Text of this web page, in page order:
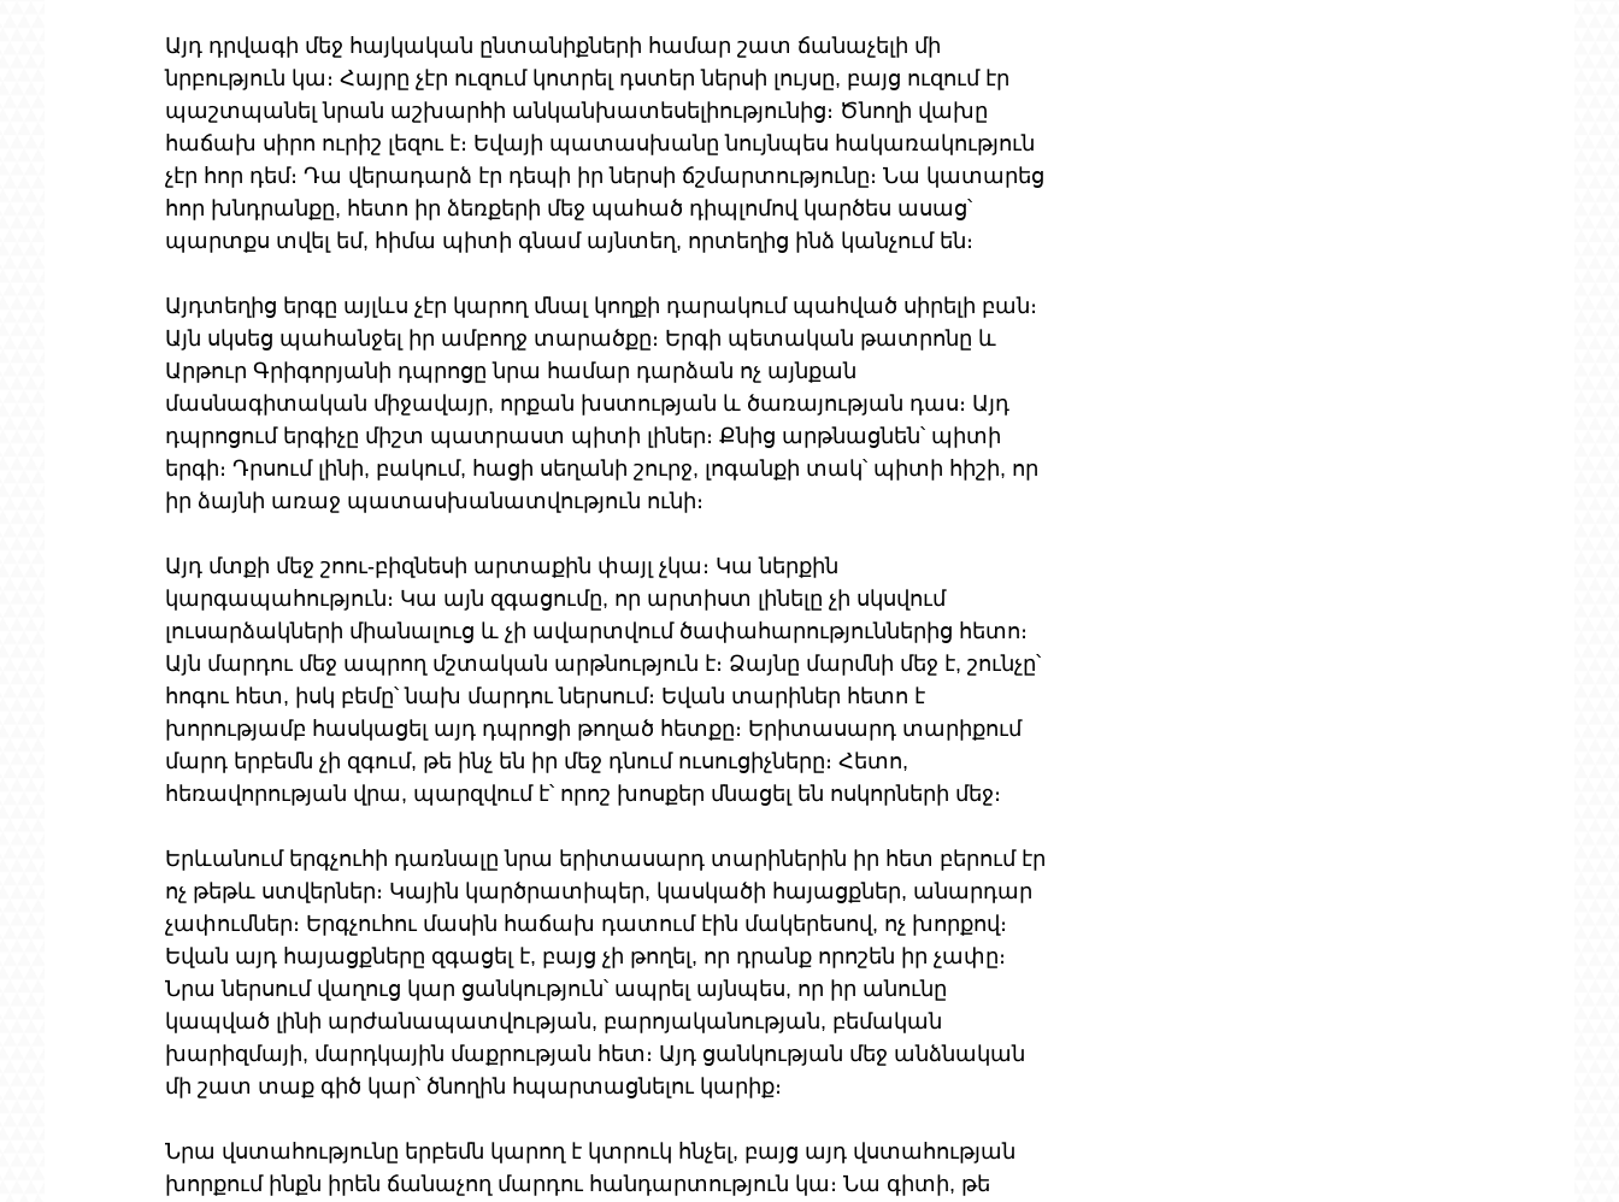
Այդ դրվագի մեջ հայկական ընտանիքների համար շատ ճանաչելի մի
նրբություն կա։ Հայրը չէր ուզում կոտրել դստեր ներսի լույսը, բայց ուզում էր
պաշտպանել նրան աշխարհի անկանխատեսելիությունից։ Ծնողի վախը
հաճախ սիրո ուրիշ լեզու է։ Եվայի պատասխանը նույնպես հակառակություն
չէր հոր դեմ։ Դա վերադարձ էր դեպի իր ներսի ճշմարտությունը։ Նա կատարեց
հոր խնդրանքը, հետո իր ձեռքերի մեջ պահած դիպլոմով կարծես ասաց՝
պարտքս տվել եմ, հիմա պիտի գնամ այնտեղ, որտեղից ինձ կանչում են։
Այդտեղից երգը այլևս չէր կարող մնալ կողքի դարակում պահված սիրելի բան։
Այն սկսեց պահանջել իր ամբողջ տարածքը։ Երգի պետական թատրոնը և
Արթուր Գրիգորյանի դպրոցը նրա համար դարձան ոչ այնքան
մասնագիտական միջավայր, որքան խստության և ծառայության դաս։ Այդ
դպրոցում երգիչը միշտ պատրաստ պիտի լիներ։ Քնից արթնացնեն՝ պիտի
երգի։ Դրսում լինի, բակում, հացի սեղանի շուրջ, լոգանքի տակ՝ պիտի հիշի, որ
իր ձայնի առաջ պատասխանատվություն ունի։
Այդ մտքի մեջ շոու-բիզնեսի արտաքին փայլ չկա։ Կա ներքին
կարգապահություն։ Կա այն զգացումը, որ արտիստ լինելը չի սկսվում
լուսարձակների միանալուց և չի ավարտվում ծափահարություններից հետո։
Այն մարդու մեջ ապրող մշտական արթնություն է։ Ձայնը մարմնի մեջ է, շունչը՝
հոգու հետ, իսկ բեմը՝ նախ մարդու ներսում։ Եվան տարիներ հետո է
խորությամբ հասկացել այդ դպրոցի թողած հետքը։ Երիտասարդ տարիքում
մարդ երբեմն չի զգում, թե ինչ են իր մեջ դնում ուսուցիչները։ Հետո,
հեռավորության վրա, պարզվում է՝ որոշ խոսքեր մնացել են ոսկորների մեջ։
Երևանում երգչուհի դառնալը նրա երիտասարդ տարիներին իր հետ բերում էր
ոչ թեթև ստվերներ։ Կային կարծրատիպեր, կասկածի հայացքներ, անարդար
չափումներ։ Երգչուհու մասին հաճախ դատում էին մակերեսով, ոչ խորքով։
Եվան այդ հայացքները զգացել է, բայց չի թողել, որ դրանք որոշեն իր չափը։
Նրա ներսում վաղուց կար ցանկություն՝ ապրել այնպես, որ իր անունը
կապված լինի արժանապատվության, բարոյականության, բեմական
խարիզմայի, մարդկային մաքրության հետ։ Այդ ցանկության մեջ անձնական
մի շատ տաք գիծ կար՝ ծնողին հպարտացնելու կարիք։
Նրա վստահությունը երբեմն կարող է կտրուկ հնչել, բայց այդ վստահության
խորքում ինքն իրեն ճանաչող մարդու հանդարտություն կա։ Նա գիտի, թե